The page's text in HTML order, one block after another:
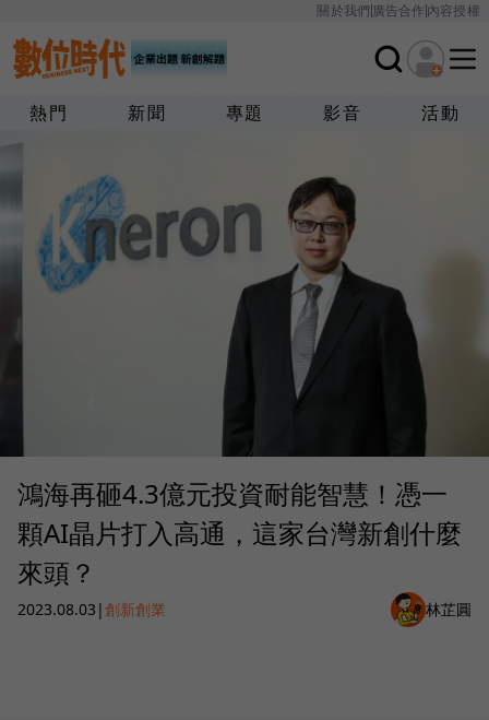
關於我們廣告合作內容授權
熱門 新聞 專題 影音 活動
鴻海再砸4.3億元投資耐能智慧！憑一
顆AI晶片打入高通，這家台灣新創什麼
來頭？
2023.08.03 |創新創業 林芷圓